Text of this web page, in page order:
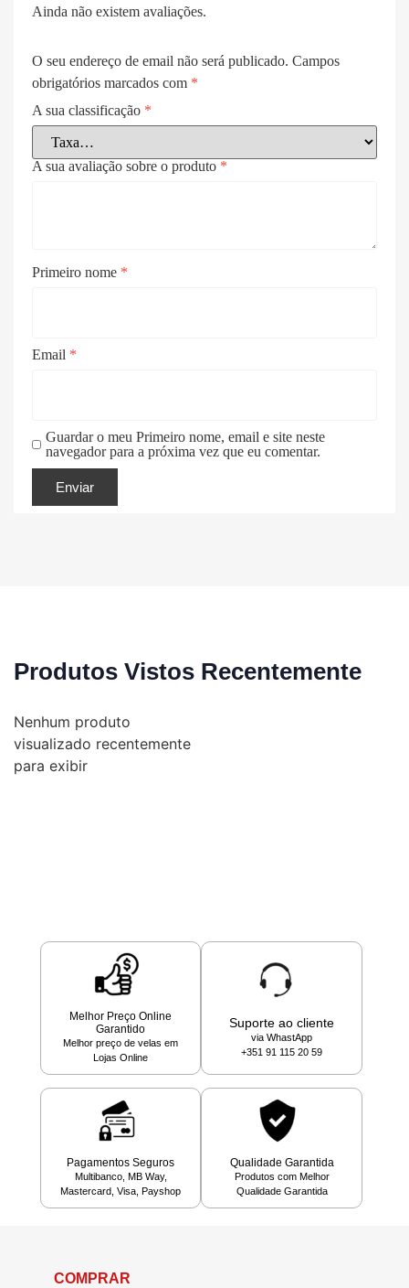
Ainda não existem avaliações.
O seu endereço de email não será publicado. Campos
obrigatórios marcados com *
A sua classificação *
A sua avaliação sobre o produto *
Primeiro nome *
Email *
Guardar o meu Primeiro nome, email e site neste
navegador para a próxima vez que eu comentar.
Produtos Vistos Recentemente
Nenhum produto
visualizado recentemente
para exibir
Melhor Preço Online
Garantido
Melhor preço de velas em
Lojas Online
Suporte ao cliente
via WhastApp
+351 91 115 20 59
Pagamentos Seguros
Multibanco, MB Way,
Mastercard, Visa, Payshop
Qualidade Garantida
Produtos com Melhor
Qualidade Garantida
COMPRAR